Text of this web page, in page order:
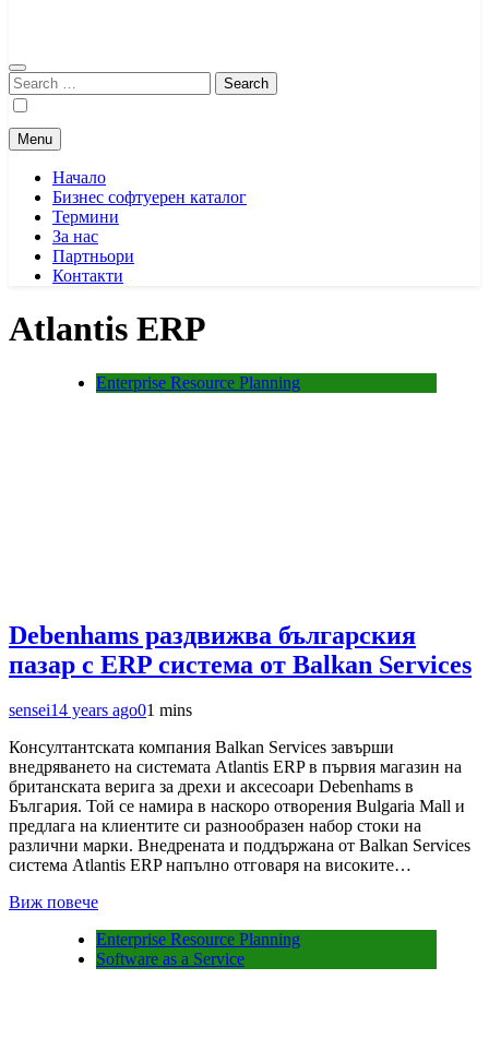
Search
for:
Menu
Начало
Бизнес софтуерен каталог
Термини
За нас
Партньори
Контакти
Atlantis ERP
Enterprise Resource Planning
Debenhams раздвижва българския
пазар с ERP система от Balkan Services
sensei14 years ago01 mins
Консултантската компания Balkan Services завърши
внедряването на системата Atlantis ERP в първия магазин на
британската верига за дрехи и аксесоари Debenhams в
България. Той се намира в наскоро отворения Bulgaria Mall и
предлага на клиентите си разнообразен набор стоки на
различни марки. Внедрената и поддържана от Balkan Services
система Atlantis ERP напълно отговаря на високите…
Виж повече
Enterprise Resource Planning
Software as a Service